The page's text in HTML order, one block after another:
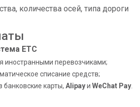
количества осей, типа дороги
ETC
иностранными перевозчиками;
списание средств;
банковские карты, Alipayи WeChat Pay